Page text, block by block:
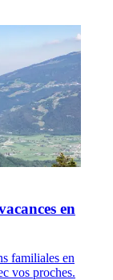
en
familiales en
vos proches.